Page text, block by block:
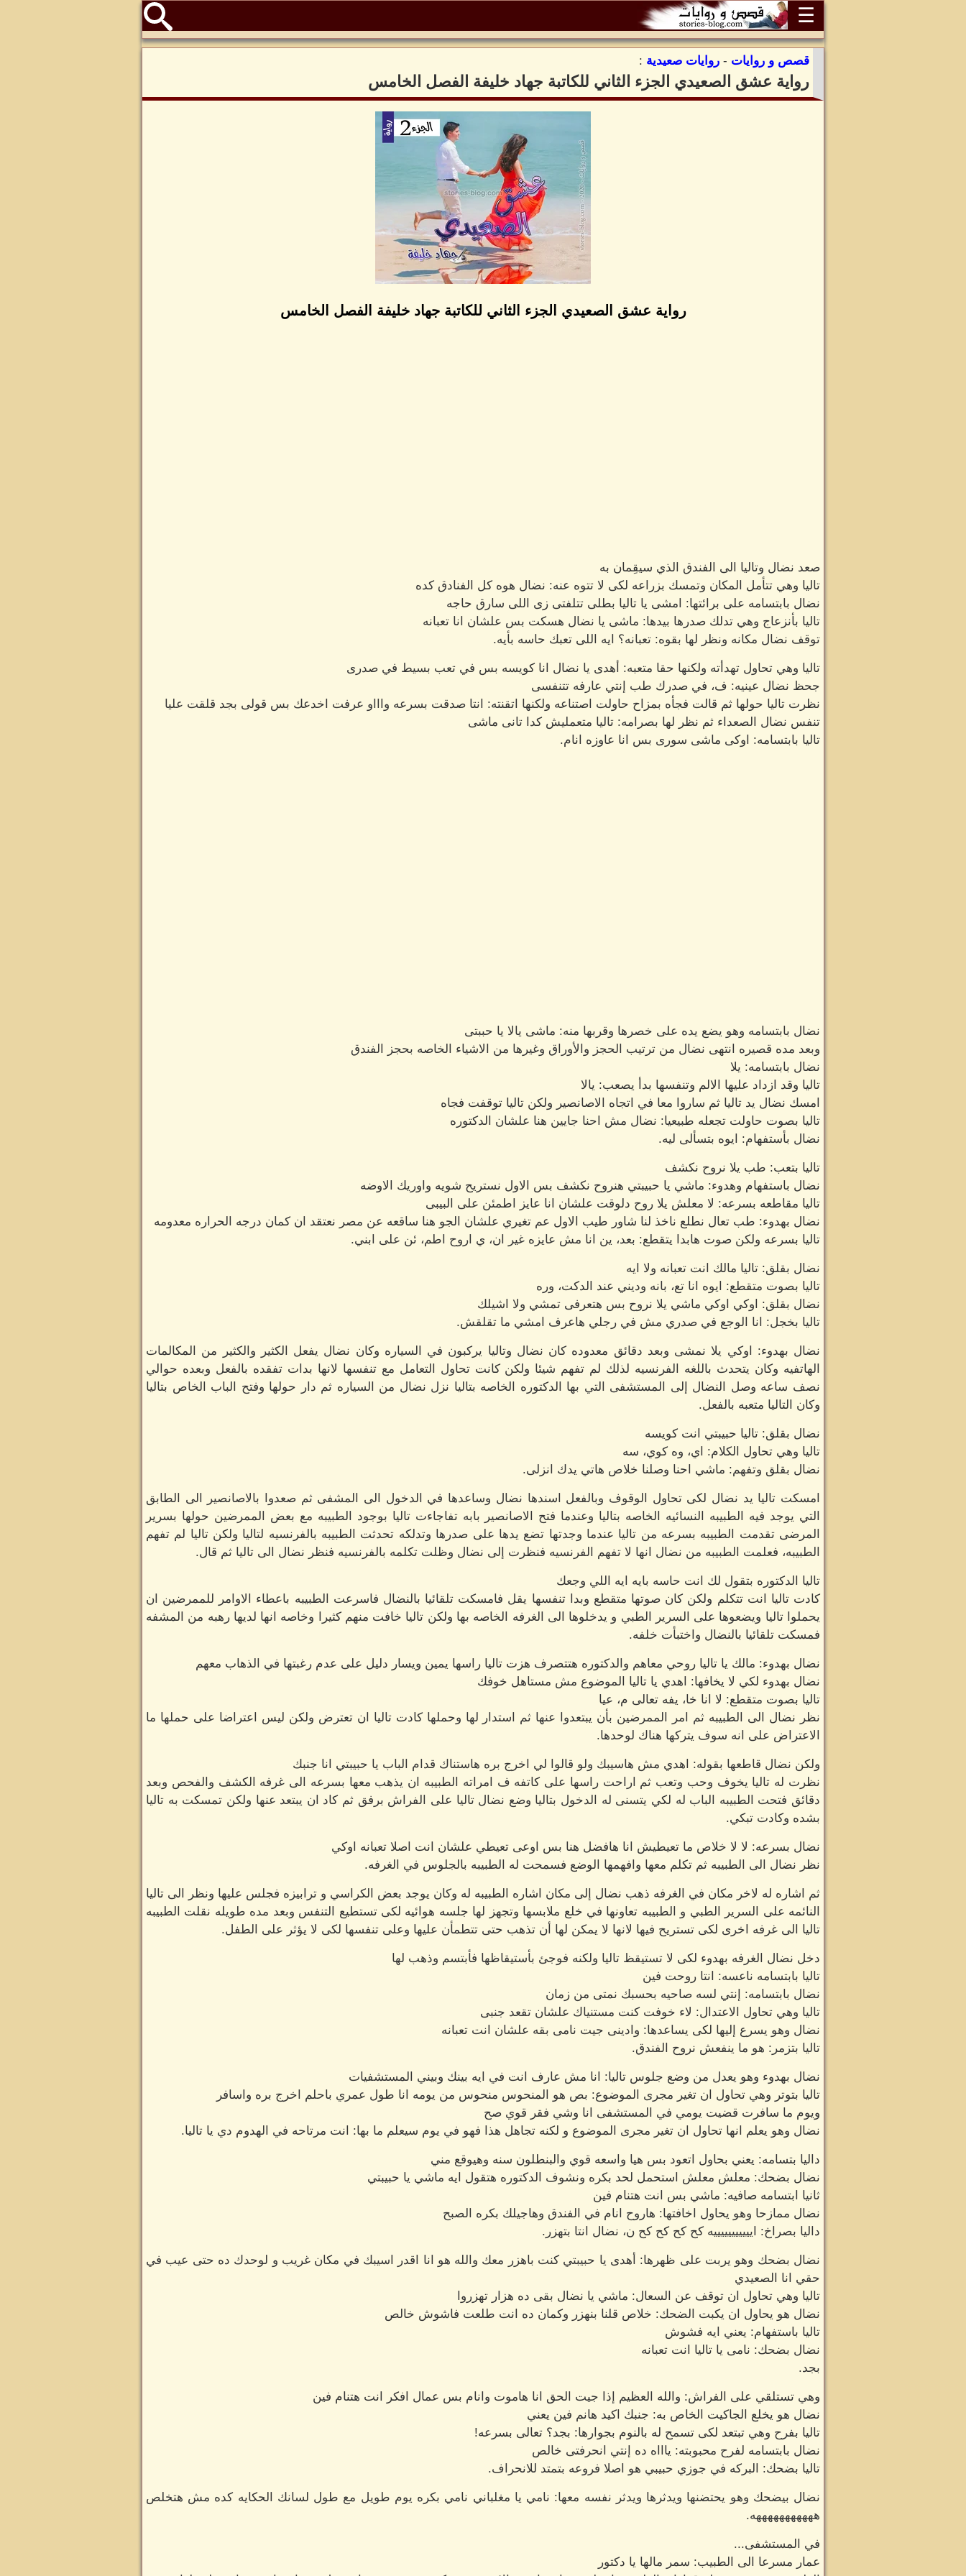
☰
قصص و روايات - روايات صعيدية :
رواية عشق الصعيدي الجزء الثاني للكاتبة جهاد خليفة الفصل الخامس
رواية عشق الصعيدي الجزء الثاني للكاتبة جهاد خليفة الفصل الخامس
صعد نضال وتاليا الى الفندق الذي سيقِمان به
تاليا وهي تتأمل المكان وتمسك بزراعه لكى لا تتوه عنه: نضال هوه كل الفنادق كده
نضال بابتسامه على برائتها: امشى يا تاليا بطلى تتلفتى زى اللى سارق حاجه
تاليا بأنزعاج وهي تدلك صدرها بيدها: ماشى يا نضال هسكت بس علشان انا تعبانه
توقف نضال مكانه ونظر لها بقوه: تعبانه؟ ايه اللى تعبك حاسه بأيه.
تاليا وهي تحاول تهدأته ولكنها حقا متعبه: أهدى يا نضال انا كويسه بس في تعب بسيط في صدرى
جحظ نضال عينيه: ف، في صدرك طب إنتي عارفه تتنفسى
نظرت تاليا حولها ثم قالت فجأه بمزاح حاولت اصتناعه ولكنها اتقنته: انتا صدقت بسرعه واااو عرفت اخدعك بس قولى بجد قلقت عليا
تنفس نضال الصعداء ثم نظر لها بصرامه: تاليا متعمليش كدا تانى ماشى
تاليا بابتسامه: اوكى ماشى سورى بس انا عاوزه انام.
نضال بابتسامه وهو يضع يده على خصرها وقربها منه: ماشى يالا يا حببتى
وبعد مده قصيره انتهى نضال من ترتيب الحجز والأوراق وغيرها من الاشياء الخاصه بحجز الفندق
نضال بابتسامه: يلا
تاليا وقد ازداد عليها الالم وتنفسها بدأ يصعب: يالا
امسك نضال يد تاليا ثم ساروا معا في اتجاه الاصانصير ولكن تاليا توقفت فجاه
تاليا بصوت حاولت تجعله طبيعيا: نضال مش احنا جايين هنا علشان الدكتوره
نضال بأستفهام: ايوه بتسألى ليه.
تاليا بتعب: طب يلا نروح نكشف
نضال باستفهام وهدوء: ماشي يا حبيبتي هنروح نكشف بس الاول نستريح شويه واوريك الاوضه
تاليا مقاطعه بسرعه: لا معلش يلا روح دلوقت علشان انا عايز اطمئن على البيبى
نضال بهدوء: طب تعال نطلع ناخذ لنا شاور طيب الاول عم تغيري علشان الجو هنا ساقعه عن مصر نعتقد ان كمان درجه الحراره معدومه
تاليا بسرعه ولكن صوت هابدا يتقطع: بعد، ين انا مش عايزه غير ان، ي اروح اطم، ئن على ابني.
نضال بقلق: تاليا مالك انت تعبانه ولا ايه
تاليا بصوت متقطع: ايوه انا تع، بانه وديني عند الدكت، وره
نضال بقلق: اوكي اوكي ماشي يلا نروح بس هتعرفى تمشي ولا اشيلك
تاليا بخجل: انا الوجع في صدري مش في رجلي هاعرف امشي ما تقلقش.
نضال بهدوء: اوكي يلا نمشى وبعد دقائق معدوده كان نضال وتاليا يركبون في السياره وكان نضال يفعل الكثير والكثير من المكالمات
الهاتفيه وكان يتحدث باللغه الفرنسيه لذلك لم تفهم شيئا ولكن كانت تحاول التعامل مع تنفسها لانها بدات تفقده بالفعل وبعده حوالي
نصف ساعه وصل النضال إلى المستشفى التي بها الدكتوره الخاصه بتاليا نزل نضال من السياره ثم دار حولها وفتح الباب الخاص بتاليا
وكان التاليا متعبه بالفعل.
نضال بقلق: تاليا حبيبتي انت كويسه
تاليا وهي تحاول الكلام: اي، وه كوي، سه
نضال بقلق وتفهم: ماشي احنا وصلنا خلاص هاتي يدك انزلى.
امسكت تاليا يد نضال لكى تحاول الوقوف وبالفعل اسندها نضال وساعدها في الدخول الى المشفى ثم صعدوا بالاصانصير الى الطابق
التي يوجد فيه الطبيبه النسائيه الخاصه بتاليا وعندما فتح الاصانصير بابه تفاجاءت تاليا بوجود الطبيبه مع بعض الممرضين حولها بسرير
المرضى تقدمت الطبيبه بسرعه من تاليا عندما وجدتها تضع يدها على صدرها وتدلكه تحدثت الطبيبه بالفرنسيه لتاليا ولكن تاليا لم تفهم
الطبيبه، فعلمت الطبيبه من نضال انها لا تفهم الفرنسيه فنظرت إلى نضال وظلت تكلمه بالفرنسيه فنظر نضال الى تاليا ثم قال.
تاليا الدكتوره بتقول لك انت حاسه بايه ايه اللي وجعك
كادت تاليا انت تتكلم ولكن كان صوتها متقطع وبدا تنفسها يقل فامسكت تلقائيا بالنضال فاسرعت الطبيبه باعطاء الاوامر للممرضين ان
يحملوا تاليا ويضعوها على السرير الطبي و يدخلوها الى الغرفه الخاصه بها ولكن تاليا خافت منهم كثيرا وخاصه انها لديها رهبه من المشفه
فمسكت تلقائيا بالنضال واختبأت خلفه.
نضال بهدوء: مالك يا تاليا روحي معاهم والدكتوره هتتصرف هزت تاليا راسها يمين ويسار دليل على عدم رغبتها في الذهاب معهم
نضال بهدوء لكي لا يخافها: اهدي يا تاليا الموضوع مش مستاهل خوفك
تاليا بصوت متقطع: لا انا خا، يفه تعالى م، عيا
نظر نضال الى الطبيبه ثم امر الممرضين بأن يبتعدوا عنها ثم استدار لها وحملها كادت تاليا ان تعترض ولكن ليس اعتراضا على حملها ما
الاعتراض على انه سوف يتركها هناك لوحدها.
ولكن نضال قاطعها بقوله: اهدي مش هاسيبك ولو قالوا لي اخرج بره هاستناك قدام الباب يا حبيبتي انا جنبك
نظرت له تاليا يخوف وحب وتعب ثم اراحت راسها على كاتفه ف امراته الطبيبه ان يذهب معها بسرعه الى غرفه الكشف والفحص وبعد
دقائق فتحت الطبيبه الباب له لكي يتسنى له الدخول بتاليا وضع نضال تاليا على الفراش برفق ثم كاد ان يبتعد عنها ولكن تمسكت به تاليا
بشده وكادت تبكي.
نضال بسرعه: لا لا خلاص ما تعيطيش انا هافضل هنا بس اوعى تعيطي علشان انت اصلا تعبانه اوكي
نظر نضال الى الطبيبه ثم تكلم معها وافهمها الوضع فسمحت له الطبيبه بالجلوس في الغرفه.
ثم اشاره له لاخر مكان في الغرفه ذهب نضال إلى مكان اشاره الطبيبه له وكان يوجد بعض الكراسي و ترابيزه فجلس عليها ونظر الى تاليا
النائمه على السرير الطبي و الطبيبه تعاونها في خلع ملابسها وتجهز لها جلسه هوائيه لكى تستطيع التنفس وبعد مده طويله نقلت الطبيبه
تاليا الى غرفه اخرى لكى تستريح فيها لانها لا يمكن لها أن تذهب حتى تتطمأن عليها وعلى تنفسها لكى لا يؤثر على الطفل.
دخل نضال الغرفه بهدوء لكى لا تستيقظ تاليا ولكنه فوجئ بأستيقاظها فأبتسم وذهب لها
تاليا بابتسامه ناعسه: انتا روحت فين
نضال بابتسامه: إنتي لسه صاحيه بحسبك نمتى من زمان
تاليا وهي تحاول الاعتدال: لاء خوفت كنت مستنياك علشان تقعد جنبى
نضال وهو يسرع إليها لكى يساعدها: وادينى جيت نامى بقه علشان انت تعبانه
تاليا بتزمر: هو ما ينفعش نروح الفندق.
نضال بهدوء وهو يعدل من وضع جلوس تاليا: انا مش عارف انت في ايه بينك وبيني المستشفيات
تاليا بتوتر وهي تحاول ان تغير مجرى الموضوع: بص هو المنحوس منحوس من يومه انا طول عمري باحلم اخرج بره واسافر
ويوم ما سافرت قضيت يومي في المستشفى انا وشي فقر قوي صح
نضال وهو يعلم انها تحاول ان تغير مجرى الموضوع و لكنه تجاهل هذا فهو في يوم سيعلم ما بها: انت مرتاحه في الهدوم دي يا تاليا.
داليا بتسامه: يعني بحاول اتعود بس هيا واسعه قوي والبنطلون سنه وهيوقع مني
نضال بضحك: معلش معلش استحمل لحد بكره ونشوف الدكتوره هتقول ايه ماشي يا حبيبتي
ثانيا ابتسامه صافيه: ماشي بس انت هتنام فين
نضال ممازحا وهو يحاول اخافتها: هاروح انام في الفندق وهاجيلك بكره الصبح
داليا بصراخ: ايييييييييييه كح كح كح كح ن، نضال انتا بتهزر.
نضال بضحك وهو يربت على ظهرها: أهدى يا حبيبتي كنت باهزر معك والله هو انا اقدر اسيبك في مكان غريب و لوحدك ده حتى عيب في
حقي انا الصعيدي
تاليا وهي تحاول ان توقف عن السعال: ماشي يا نضال بقى ده هزار تهزروا
نضال هو يحاول ان يكبت الضحك: خلاص قلنا بنهزر وكمان ده انت طلعت فاشوش خالص
تاليا باستفهام: يعني ايه فشوش
نضال بضحك: نامى يا تاليا انت تعبانه
بجد.
وهي تستلقي على الفراش: والله العظيم إذا جيت الحق انا هاموت وانام بس عمال افكر انت هتنام فين
نضال هو يخلع الجاكيت الخاص به: جنبك اكيد هانم فين يعني
تاليا بفرح وهي تبتعد لكى تسمح له بالنوم بجوارها: بجد؟ تعالى بسرعه!
نضال بابتسامه لفرح محبوبته: ياااه ده إنتي انحرفتى خالص
تاليا بضحك: البركه في جوزي حبيبي هو اصلا فروعه بتمتد للانحراف.
نضال بيضحك وهو يحتضنها ويدثرها ويدثر نفسه معها: نامي يا مغلباني نامي بكره يوم طويل مع طول لسانك الحكايه كده مش هتخلص
هههههههههههه.
في المستشفى...
عمار مسرعا الى الطبيب: سمر مالها يا دكتور